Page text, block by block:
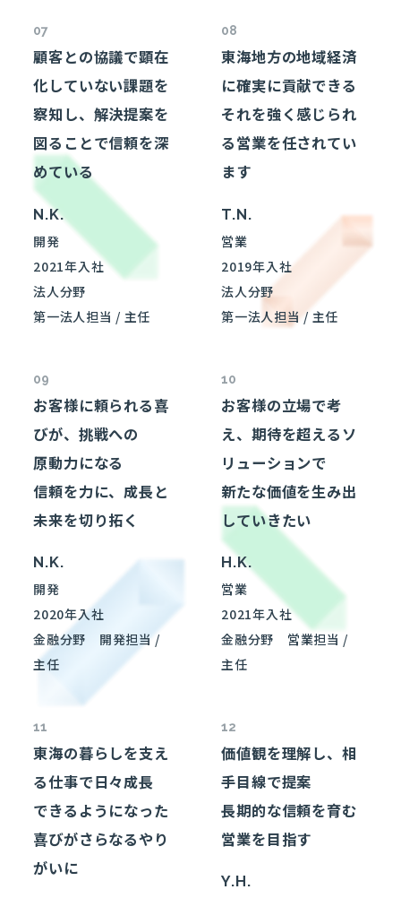
07
顧客との協議で顕在
化していない課題を
察知し、解決提案を
図ることで信頼を深
めている
N.K.
開発
2021年入社
法人分野
第一法人担当 / 主任
08
東海地方の地域経済
に確実に貢献できる
それを強く感じられ
る営業を任されてい
ます
T.N.
営業
2019年入社
法人分野
第一法人担当 / 主任
09
お客様に頼られる喜
びが、挑戦への
原動力になる
信頼を力に、成長と
未来を切り拓く
N.K.
開発
2020年入社
金融分野 開発担当 /
主任
10
お客様の立場で考
え、期待を超えるソ
リューションで
新たな価値を生み出
していきたい
H.K.
営業
2021年入社
金融分野 営業担当 /
主任
11
東海の暮らしを支え
る仕事で日々成長
できるようになった
喜びがさらなるやり
がいに
12
価値観を理解し、相
手目線で提案
長期的な信頼を育む
営業を目指す
Y.H.